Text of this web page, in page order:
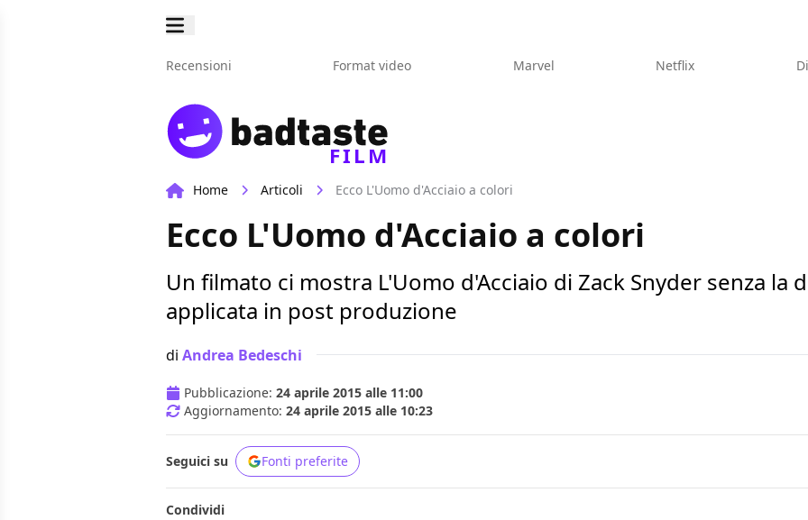
Recensioni Format video Marvel Netflix
FILM
Home Articoli Ecco L'Uomo d'Acciaio a colori
Ecco L'Uomo d'Acciaio a colori
Un filmato ci mostra L'Uomo d'Acciaio di Zack Snyder senza la
applicata in post produzione
di Andrea Bedeschi
Pubblicazione: 24 aprile 2015 alle 11:00
Aggiornamento: 24 aprile 2015 alle 10:23
Seguici su Fonti preferite
Condividi